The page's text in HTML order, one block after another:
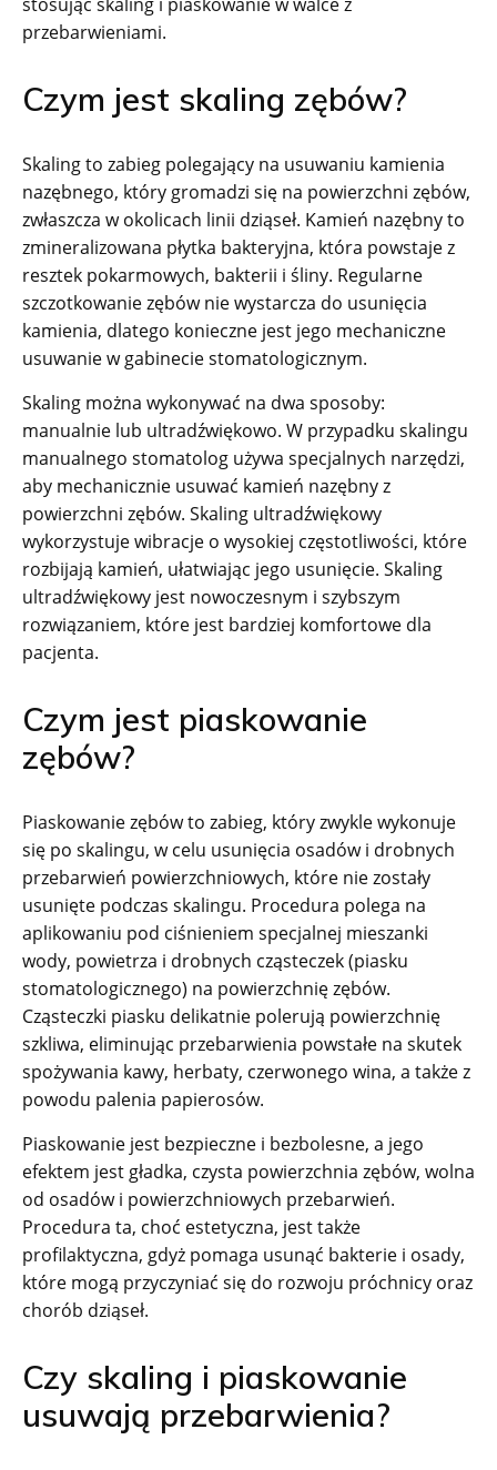
stosując skaling i piaskowanie w walce z
przebarwieniami.
Czym jest skaling zębów?
Skaling to zabieg polegający na usuwaniu kamienia
nazębnego, który gromadzi się na powierzchni zębów,
zwłaszcza w okolicach linii dziąseł. Kamień nazębny to
zmineralizowana płytka bakteryjna, która powstaje z
resztek pokarmowych, bakterii i śliny. Regularne
szczotkowanie zębów nie wystarcza do usunięcia
kamienia, dlatego konieczne jest jego mechaniczne
usuwanie w gabinecie stomatologicznym.
Skaling można wykonywać na dwa sposoby:
manualnie lub ultradźwiękowo. W przypadku skalingu
manualnego stomatolog używa specjalnych narzędzi,
aby mechanicznie usuwać kamień nazębny z
powierzchni zębów. Skaling ultradźwiękowy
wykorzystuje wibracje o wysokiej częstotliwości, które
rozbijają kamień, ułatwiając jego usunięcie. Skaling
ultradźwiękowy jest nowoczesnym i szybszym
rozwiązaniem, które jest bardziej komfortowe dla
pacjenta.
Czym jest piaskowanie
zębów?
Piaskowanie zębów to zabieg, który zwykle wykonuje
się po skalingu, w celu usunięcia osadów i drobnych
przebarwień powierzchniowych, które nie zostały
usunięte podczas skalingu. Procedura polega na
aplikowaniu pod ciśnieniem specjalnej mieszanki
wody, powietrza i drobnych cząsteczek (piasku
stomatologicznego) na powierzchnię zębów.
Cząsteczki piasku delikatnie polerują powierzchnię
szkliwa, eliminując przebarwienia powstałe na skutek
spożywania kawy, herbaty, czerwonego wina, a także z
powodu palenia papierosów.
Piaskowanie jest bezpieczne i bezbolesne, a jego
efektem jest gładka, czysta powierzchnia zębów, wolna
od osadów i powierzchniowych przebarwień.
Procedura ta, choć estetyczna, jest także
profilaktyczna, gdyż pomaga usunąć bakterie i osady,
które mogą przyczyniać się do rozwoju próchnicy oraz
chorób dziąseł.
Czy skaling i piaskowanie
usuwają przebarwienia?